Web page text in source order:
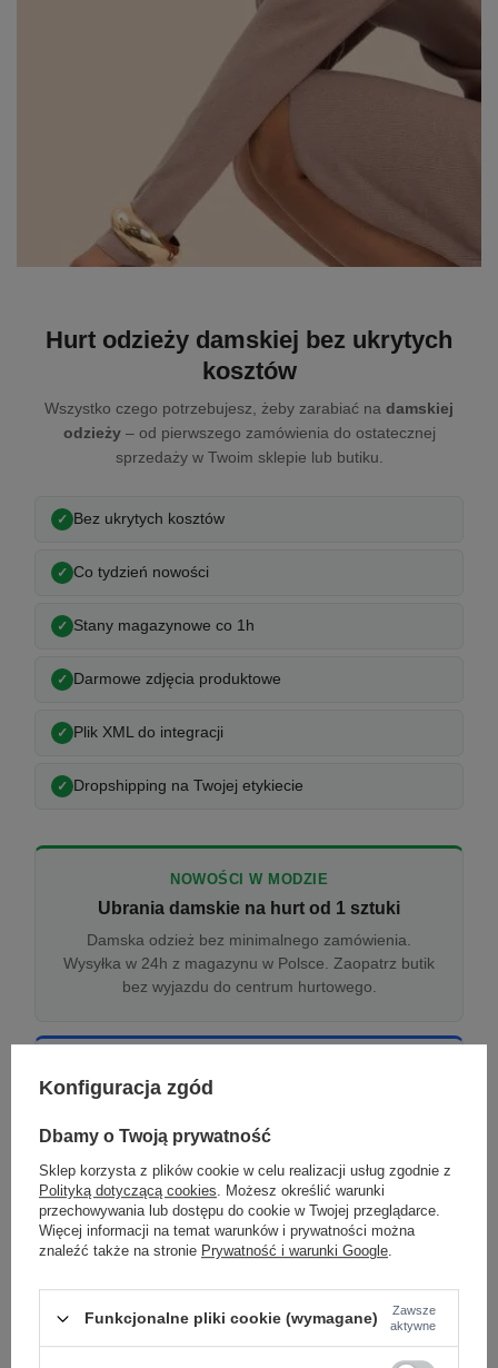
Hurt odzieży damskiej bez ukrytych
kosztów
Wszystko czego potrzebujesz, żeby zarabiać na damskiej
odzieży– od pierwszego zamówienia do ostatecznej
sprzedaży w Twoim sklepie lub butiku.
Bez ukrytych kosztów
Co tydzień nowości
Stany magazynowe co 1h
Darmowe zdjęcia produktowe
Plik XML do integracji
Dropshipping na Twojej etykiecie
NOWOŚCI W MODZIE
Ubrania damskie na hurt od 1 sztuki
Damska odzież bez minimalnego zamówienia.
Wysyłka w 24h z magazynu w Polsce. Zaopatrz butik
bez wyjazdu do centrum hurtowego.
Odzież damska hurtowo online
Internetowa hurtownia damska z plikiem XML/CSV.
Aktualizacja stanów co godzinę.
DROPSHIPPING
Damskie ubrania w dropshippingu
Hurt odzieży damskiej z wysyłką na etykiecie Twojego
sklepu w całej UE. Zero magazynu, zero
Konfiguracja zgód
Dbamy o Twoją prywatność
Sklep korzysta z plików cookie w celu realizacji usług zgodnie z
Polityką dotyczącą cookies. Możesz określić warunki
przechowywania lub dostępu do cookie w Twojej przeglądarce.
Więcej informacji na temat warunków i prywatności można
znaleźć także na stronie Prywatność i warunki Google.
Funkcjonalne pliki cookie (wymagane)
Zawsze
aktywne